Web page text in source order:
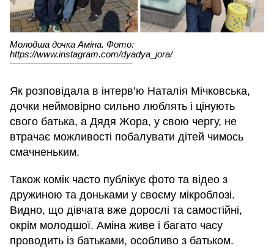
Молодша дочка Аміна. Фото:
https://www.instagram.com/dyadya_jora/
Як розповідала в інтерв’ю Наталія Мічковська,
дочки неймовірно сильно люблять і цінують
свого батька, а Дядя Жора, у свою чергу, не
втрачає можливості побалувати дітей чимось
смачненьким.
Також комік часто публікує фото та відео з
дружиною та доньками у своєму мікроблозі.
Видно, що дівчата вже дорослі та самостійні,
окрім молодшої. Аміна живе і багато часу
проводить із батьками, особливо з батьком.